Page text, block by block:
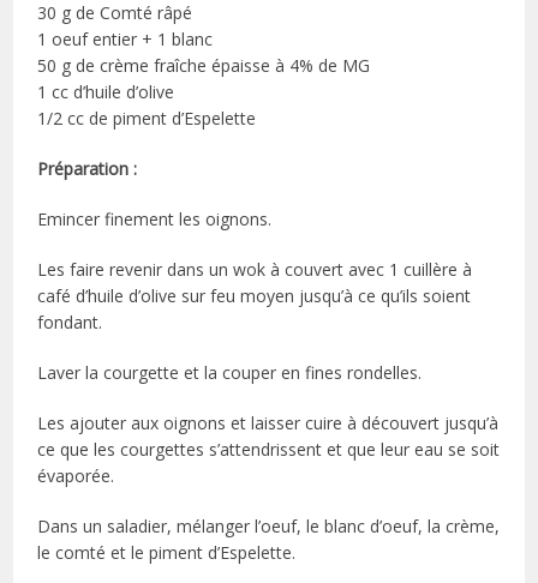
30 g de Comté râpé
1 oeuf entier + 1 blanc
50 g de crème fraîche épaisse à 4% de MG
1 cc d’huile d’olive
1/2 cc de piment d’Espelette
Préparation :
Emincer finement les oignons.
Les faire revenir dans un wok à couvert avec 1 cuillère à
café d’huile d’olive sur feu moyen jusqu’à ce qu’ils soient
fondant.
Laver la courgette et la couper en fines rondelles.
Les ajouter aux oignons et laisser cuire à découvert jusqu’à
ce que les courgettes s’attendrissent et que leur eau se soit
évaporée.
Dans un saladier, mélanger l’oeuf, le blanc d’oeuf, la crème,
le comté et le piment d’Espelette.